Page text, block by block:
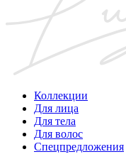
Коллекции
Для лица
Для тела
Для волос
Спецпредложения